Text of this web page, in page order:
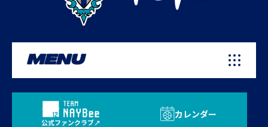
MENU
公式ファンクラブ
カレンダー